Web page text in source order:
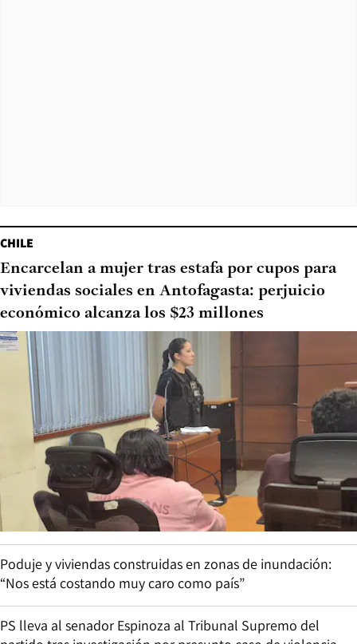
CHILE
Encarcelan a mujer tras estafa por cupos para
viviendas sociales en Antofagasta: perjuicio
económico alcanza los $23 millones
Poduje y viviendas construidas en zonas de inundación:
“Nos está costando muy caro como país”
PS lleva al senador Espinoza al Tribunal Supremo del